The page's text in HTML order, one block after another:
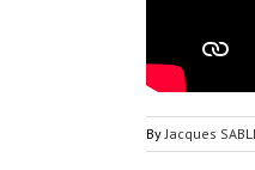
By Jacques